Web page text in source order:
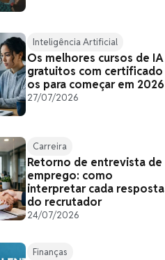
Inteligência Artificial
Os melhores cursos de IA
gratuitos com certificado
os para começar em 2026
27/07/2026
Carreira
Retorno de entrevista de
emprego: como
interpretar cada resposta
do recrutador
24/07/2026
Finanças